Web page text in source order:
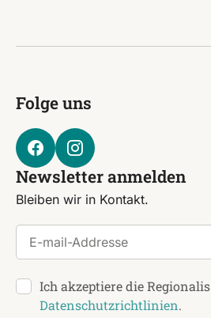
Folge uns
Newsletter anmelden
Bleiben wir in Kontakt.
E-mail-Addresse
Ich akzeptiere die Regionalis
Datenschutzrichtlinien.